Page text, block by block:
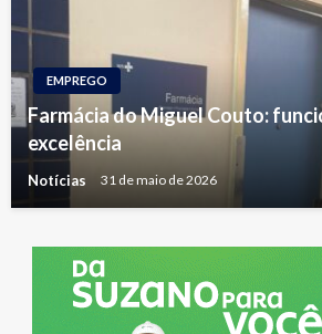
EMPREGO
Farmácia do Miguel Couto:
excelência
Notícias 31 de maio de 2026